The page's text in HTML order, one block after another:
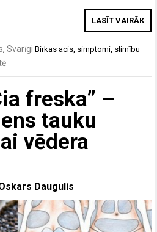
LASĪT VAIRĀK
,Svarīgi Birkasacis simptomi slimību
freska” –
tauku
vēdera
Daugulis